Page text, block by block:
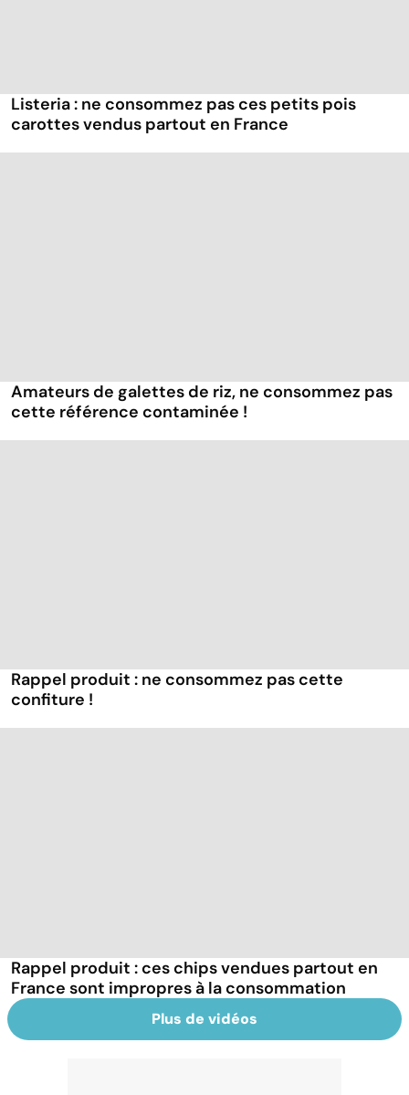
Listeria : ne consommez pas ces petits pois
carottes vendus partout en France
Amateurs de galettes de riz, ne consommez pas
cette référence contaminée !
Rappel produit : ne consommez pas cette
confiture !
Rappel produit : ces chips vendues partout en
France sont impropres à la consommation
Plus de vidéos